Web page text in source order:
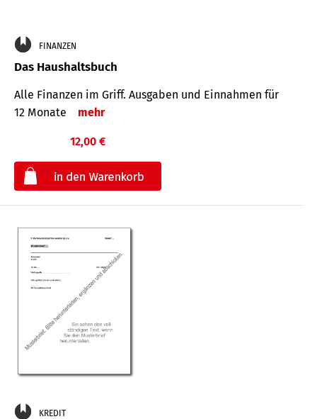
FINANZEN
Das Haushaltsbuch
Alle Finanzen im Griff. Aus­gaben und Ein­nahmen für
12 Monate
mehr
12,00 €
KREDIT